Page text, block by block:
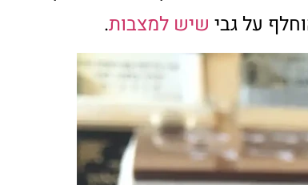
ניקוי יסודי סביב חלקת המצבה
חידוש הצמחייה
אפשרות תיאום עם חזן
הצללה, כיסאות והגברה
ושירותים נוספים לבקשת הלקוח/ה